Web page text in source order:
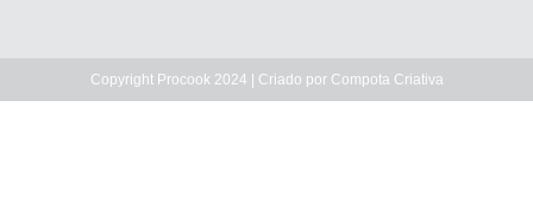
Copyright Procook 2024 | Criado por Compota Criativa